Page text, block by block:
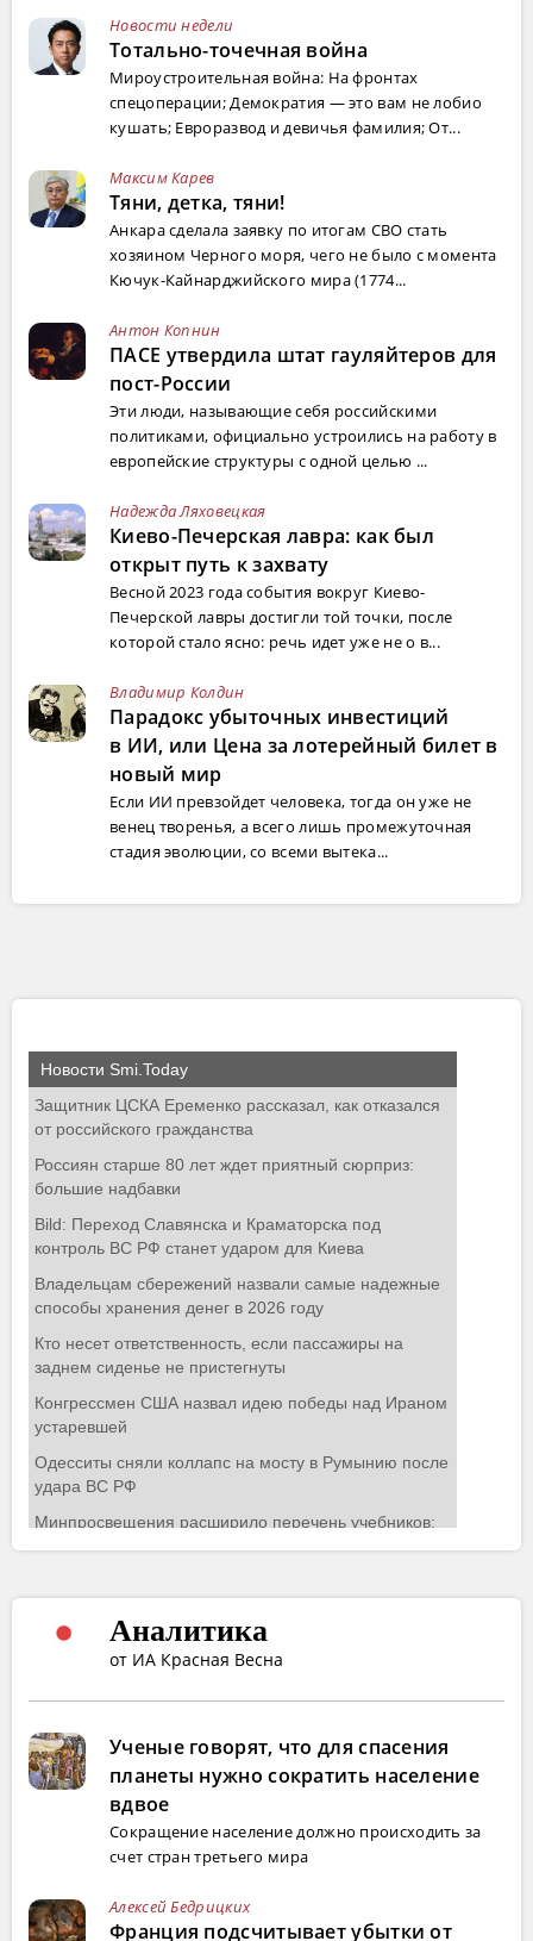
Новости недели
Тотально-точечная война
Мироустроительная война: На фронтах
спецоперации; Демократия — это вам не лобио
кушать; Евроразвод и девичья фамилия; От...
Максим Карев
Тяни, детка, тяни!
Анкара сделала заявку по итогам СВО стать
хозяином Черного моря, чего не было с момента
Кючук-Кайнарджийского мира (1774...
Антон Копнин
ПАСЕ утвердила штат гауляйтеров для
пост-России
Эти люди, называющие себя российскими
политиками, официально устроились на работу в
европейские структуры с одной целью ...
Надежда Ляховецкая
Киево-Печерская лавра: как был
открыт путь к захвату
Весной 2023 года события вокруг Киево-
Печерской лавры достигли той точки, после
которой стало ясно: речь идет уже не о в...
Владимир Колдин
Парадокс убыточных инвестиций
в ИИ, или Цена за лотерейный билет в
новый мир
Если ИИ превзойдет человека, тогда он уже не
венец творенья, а всего лишь промежуточная
стадия эволюции, со всеми вытека...
Аналитика
от ИА Красная Весна
Ученые говорят, что для спасения
планеты нужно сократить население
вдвое
Сокращение население должно происходить за
счет стран третьего мира
Алексей Бедрицких
Франция подсчитывает убытки от